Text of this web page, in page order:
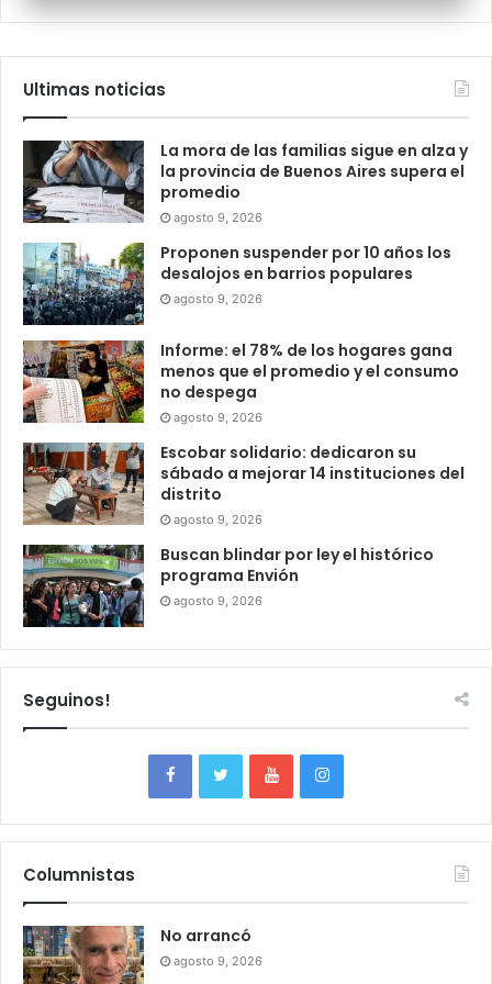
Ultimas noticias
La mora de las familias sigue en alza y
la provincia de Buenos Aires supera el
promedio
agosto 9, 2026
Proponen suspender por 10 años los
desalojos en barrios populares
agosto 9, 2026
Informe: el 78% de los hogares gana
menos que el promedio y el consumo
no despega
agosto 9, 2026
Escobar solidario: dedicaron su
sábado a mejorar 14 instituciones del
distrito
agosto 9, 2026
Buscan blindar por ley el histórico
programa Envión
agosto 9, 2026
Seguinos!
Columnistas
No arrancó
agosto 9, 2026